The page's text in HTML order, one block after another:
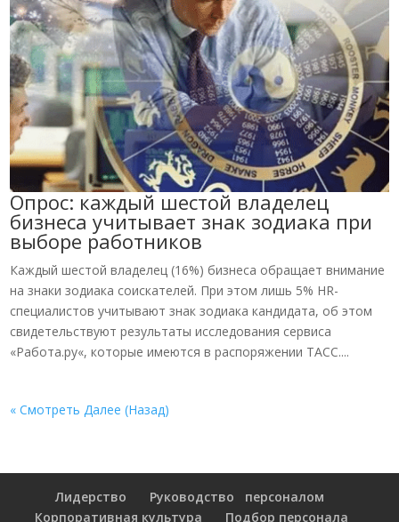
Опрос: каждый шестой владелец
бизнеса учитывает знак зодиака при
выборе работников
Каждый шестой владелец (16%) бизнеса обращает внимание
на знаки зодиака соискателей. При этом лишь 5% HR-
специалистов учитывают знак зодиака кандидата, об этом
свидетельствуют результаты исследования сервиса
«Работа.ру«, которые имеются в распоряжении ТАСС....
« Смотреть Далее (Назад)
Лидерство
Руководство персоналом
Корпоративная культура
Подбор персонала